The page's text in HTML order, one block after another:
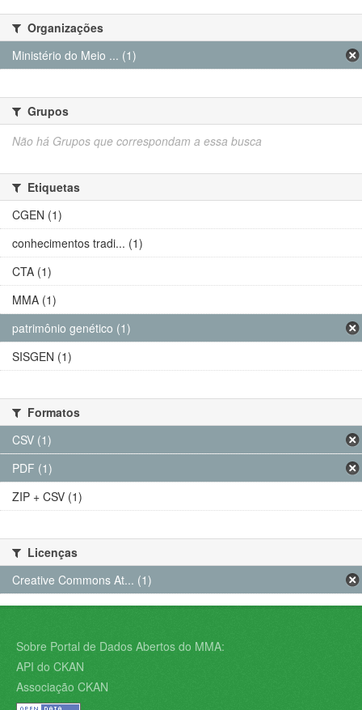
Organizações
Ministério do Meio ... (1)
Grupos
Não há Grupos que correspondam a essa busca
Etiquetas
CGEN (1)
conhecimentos tradi... (1)
CTA (1)
MMA (1)
patrimônio genético (1)
SISGEN (1)
Formatos
CSV (1)
PDF (1)
ZIP + CSV (1)
Licenças
Creative Commons At... (1)
Sobre Portal de Dados Abertos do MMA:
API do CKAN
Associação CKAN